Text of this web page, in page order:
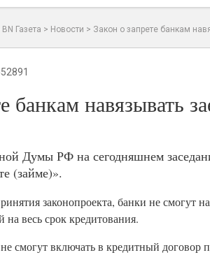
BN Газета > Новости > Закон о запрете банкам
банкам навязывать
Думы РФ на сегодняшнем
(займе)».
законопроекта, банки не
на весь срок кредитования.
смогут включать в кредитный договор